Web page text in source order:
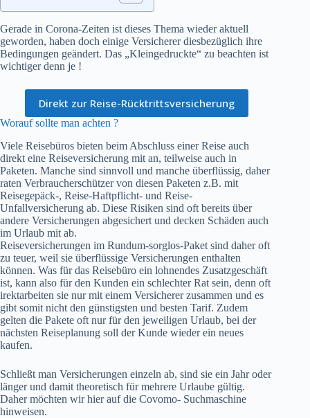
Gerade in Corona-Zeiten ist dieses Thema wieder aktuell
geworden, haben doch einige Versicherer diesbezüglich ihre
Bedingungen geändert. Das „Kleingedruckte“ zu beachten ist
wichtiger denn je !
Direkt zur Reise-Rücktrittsversicherung
Worauf sollte man achten ?
Viele Reisebüros bieten beim Abschluss einer Reise auch
direkt eine Reiseversicherung mit an, teilweise auch in
Paketen. Manche sind sinnvoll und manche überflüssig, daher
raten Verbraucherschützer von diesen Paketen z.B. mit
Reisegepäck-, Reise-Haftpflicht- und Reise-
Unfallversicherung ab. Diese Risiken sind oft bereits über
andere Versicherungen abgesichert und decken Schäden auch
im Urlaub mit ab.
Reiseversicherungen im Rundum-sorglos-Paket sind daher oft
zu teuer, weil sie überflüssige Versicherungen enthalten
können. Was für das Reisebüro ein lohnendes Zusatzgeschäft
ist, kann also für den Kunden ein schlechter Rat sein, denn oft
irektarbeiten sie nur mit einem Versicherer zusammen und es
gibt somit nicht den günstigsten und besten Tarif. Zudem
gelten die Pakete oft nur für den jeweiligen Urlaub, bei der
nächsten Reiseplanung soll der Kunde wieder ein neues
kaufen.
Schließt man Versicherungen einzeln ab, sind sie ein Jahr oder
länger und damit theoretisch für mehrere Urlaube gültig.
Daher möchten wir hier auf die Covomo- Suchmaschine
hinweisen.